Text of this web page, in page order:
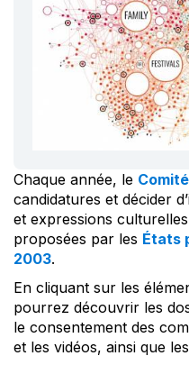
Chaque année, le Comité
candidatures et décider
et expressions
proposées par les États
2003.
En cliquant sur les
pourrez découvrir les
le consentement des
et les vidéos, ainsi que